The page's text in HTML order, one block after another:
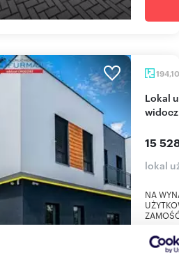
Lokal użytkowy 194 m² - Piła Zamość - wysoka
15
lokal
NA